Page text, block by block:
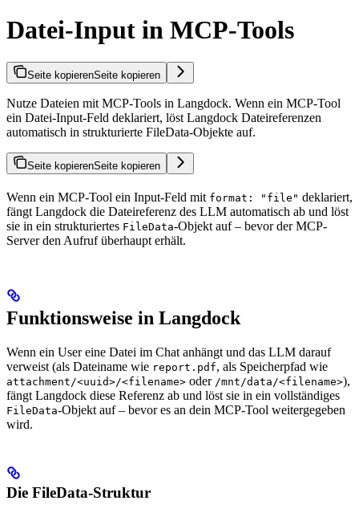
Datei-Input in MCP-Tools
Seite kopierenSeite kopieren
Nutze Dateien mit MCP-Tools in Langdock. Wenn ein MCP-Tool
ein Datei-Input-Feld deklariert, löst Langdock Dateireferenzen
automatisch in strukturierte FileData-Objekte auf.
Seite kopierenSeite kopieren
Wenn ein MCP-Tool ein Input-Feld mit format: "file" deklariert,
fängt Langdock die Dateireferenz des LLM automatisch ab und löst
sie in ein strukturiertes FileData-Objekt auf – bevor der MCP-
Server den Aufruf überhaupt erhält.
Funktionsweise in Langdock
Wenn ein User eine Datei im Chat anhängt und das LLM darauf
verweist (als Dateiname wie report.pdf, als Speicherpfad wie
attachment/<uuid>/<filename> oder /mnt/data/<filename>),
fängt Langdock diese Referenz ab und löst sie in ein vollständiges
FileData-Objekt auf – bevor es an dein MCP-Tool weitergegeben
wird.
Die FileData-Struktur